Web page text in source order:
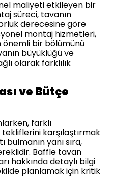
maliyeti etkileyen bir
süreci, tavanın
derecesine göre
montaj hizmetleri,
bir bölümünü
büyüklüğü ve
olarak farklılık
ve Bütçe
farklı
karşılaştırmak
bulmanın yanı sıra,
Baffle tavan
hakkında detaylı bilgi
planlamak için kritik